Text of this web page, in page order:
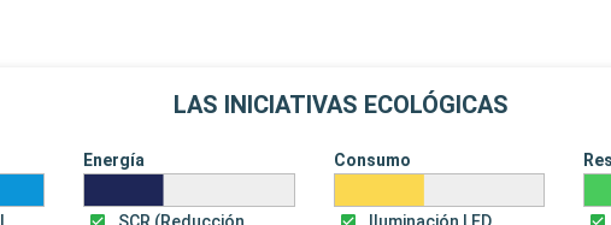
LAS INICIATIVAS ECOLÓGICAS
Energía
SCR (Reducción
Consumo
Iluminación LED